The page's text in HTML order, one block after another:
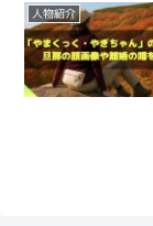
人物紹介